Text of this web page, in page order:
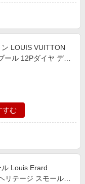
LOUIS VUITTON
ール 12Pダイヤ デイ
すむ
ル Louis Erard
リテージ スモールセ